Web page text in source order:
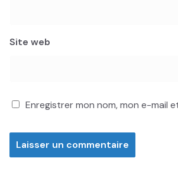
Site web
Enregistrer mon nom, mon e-mail